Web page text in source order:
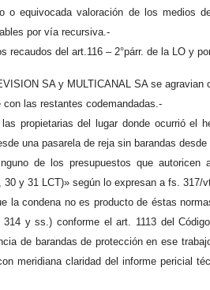
o equivocada valoración de los medios
por vía recursiva.-
recaudos del art.116 – 2°párr. de la LO y
SA y MULTICANAL SA se
las restantes codemandadas.-
propietarias del lugar donde ocurrió el
una pasarela de reja sin barandas
de los presupuestos que
y 31 LCT)» según lo expresan a fs. 317/
la condena no es producto de éstas
y ss.) conforme el art. 1113 del
de barandas de protección en ese
meridiana claridad del informe pericial